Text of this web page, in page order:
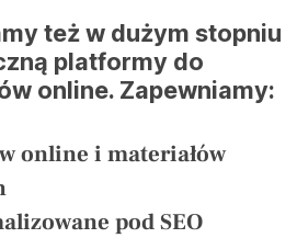
też w dużym stopniu
platformy do
online. Zapewniamy:
online i materiałów
pod SEO